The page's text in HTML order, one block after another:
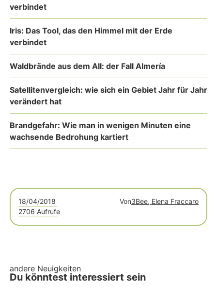
verbindet
Iris: Das Tool, das den Himmel mit der Erde
verbindet
Waldbrände aus dem All: der Fall Almería
Satellitenvergleich: wie sich ein Gebiet Jahr für Jahr
verändert hat
Brandgefahr: Wie man in wenigen Minuten eine
wachsende Bedrohung kartiert
18/04/2018 Von3Bee, Elena Fraccaro
2706 Aufrufe
andere Neuigkeiten
Du könntest interessiert sein